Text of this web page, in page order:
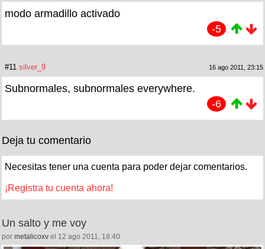
modo armadillo activado
-5
#11 silver_9 16 ago 2011, 23:15
Subnormales, subnormales everywhere.
-6
Deja tu comentario
Necesitas tener una cuenta para poder dejar comentarios.
¡Registra tu cuenta ahora!
Un salto y me voy
por metalicoxv el 12 ago 2011, 18:40